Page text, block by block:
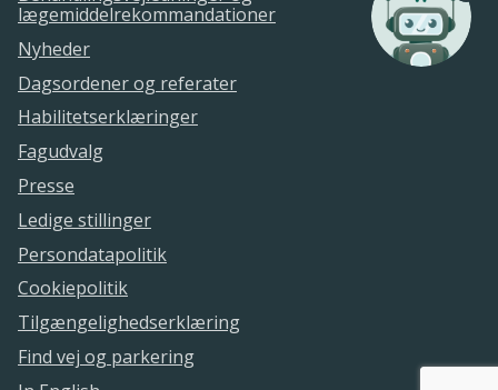
lægemiddelrekommandationer
Nyheder
Dagsordener og referater
Habilitetserklæringer
Fagudvalg
Presse
Ledige stillinger
Persondatapolitik
Cookiepolitik
Tilgængelighedserklæring
Find vej og parkering